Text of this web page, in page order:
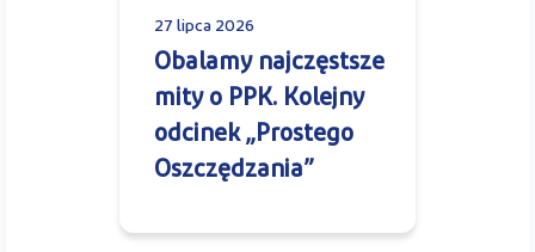
27 lipca 2026
Obalamy najczęstsze
mity o PPK. Kolejny
odcinek „Prostego
Oszczędzania”